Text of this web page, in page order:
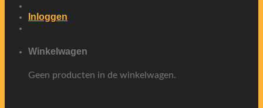
Inloggen
Winkelwagen
Geen producten in de winkelwagen.